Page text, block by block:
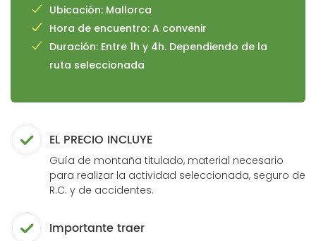
Ubicación: Mallorca
Hora de encuentro: A convenir
Duración: Entre 1h y 4h. Dependiendo de la
ruta seleccionada
EL PRECIO INCLUYE
Guía de montaña titulado, material necesario
para realizar la actividad seleccionada, seguro de
R.C. y de accidentes.
Importante traer